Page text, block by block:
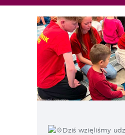
O NAS
MATURA
REKRUTACJA
PROJEKTY
GALERIA ZDJĘĆ
KONTAKT
Dziś wzięliśmy